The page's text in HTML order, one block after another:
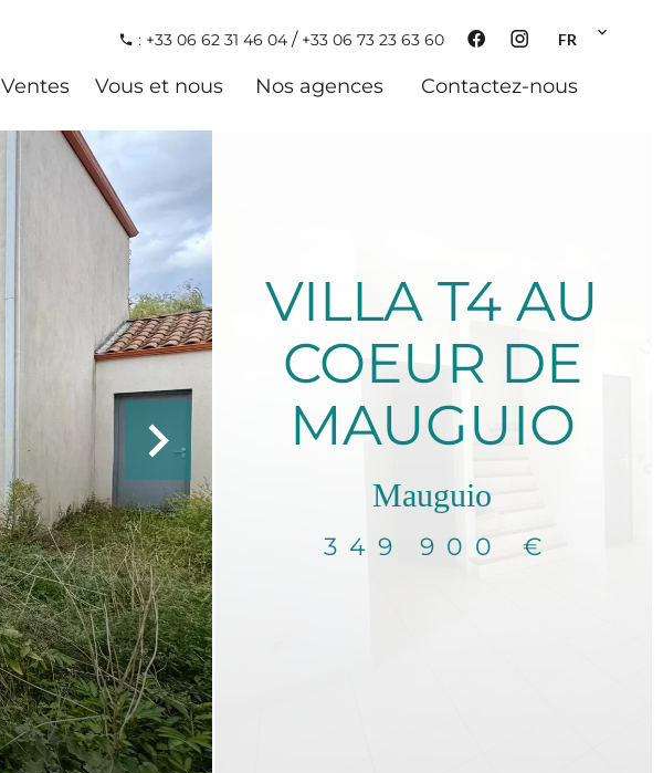
: +33 06 62 31 46 04 / +33 06 73 23 63 60 FR
Ventes Vous et nous Nos agences Contactez-nous
VILLA T4 AU
COEUR DE
MAUGUIO
Mauguio
349 900 €